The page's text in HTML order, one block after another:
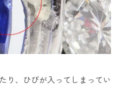
り、ひびが入ってしまってい